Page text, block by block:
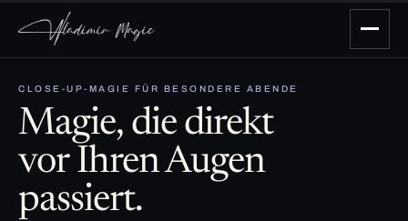
CLOSE-UP-MAGIE FÜR BESONDERE ABENDE
Magie, die direkt
vor Ihren Augen
passiert.